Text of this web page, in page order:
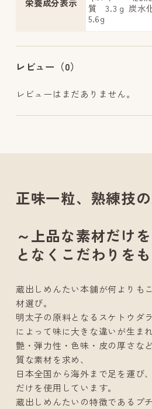
栄養成分表示
質 3.3ｇ 炭水
5.6g
レビュー（0）
レビューはまだありません。
正味一粒、熟練技
～上品な素材だけ
となくこだわりを
蔵出しめんたい本舗が何よりも
材選び。
明太子の原料となるスケトウダ
によって味に大きな違いが生まれ
艶・弾力性・色味・皮の厚さな
質な素材を求め、
日本全国から海外まで足を運び
だけを使用しています。
蔵出しめんたいの特徴であるプ